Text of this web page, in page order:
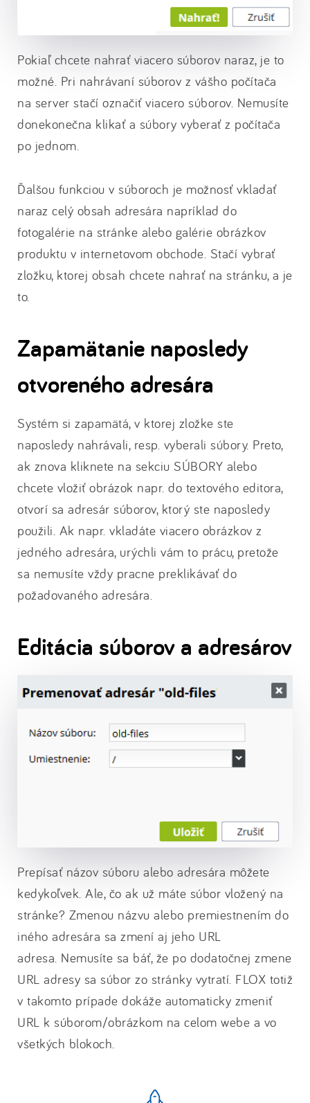
Pokiaľ chcete nahrať viacero súborov naraz, je to
možné. Pri nahrávaní súborov z vášho počítača
na server stačí označiť viacero súborov. Nemusíte
donekonečna klikať a súbory vyberať z počítača
po jednom.
Ďalšou funkciou v súboroch je možnosť vkladať
naraz celý obsah adresára napríklad do
fotogalérie na stránke alebo galérie obrázkov
produktu v internetovom obchode. Stačí vybrať
zložku, ktorej obsah chcete nahrať na stránku, a je
to.
Zapamätanie naposledy
otvoreného adresára
Systém si zapamätá, v ktorej zložke ste
naposledy nahrávali, resp. vyberali súbory. Preto,
ak znova kliknete na sekciu SÚBORY alebo
chcete vložiť obrázok napr. do textového editora,
otvorí sa adresár súborov, ktorý ste naposledy
použili. Ak napr. vkladáte viacero obrázkov z
jedného adresára, urýchli vám to prácu, pretože
sa nemusíte vždy pracne preklikávať do
požadovaného adresára.
Editácia súborov a adresárov
Prepísať názov súboru alebo adresára môžete
kedykoľvek. Ale, čo ak už máte súbor vložený na
stránke? Zmenou názvu alebo premiestnením do
iného adresára sa zmení aj jeho URL
adresa. Nemusíte sa báť, že po dodatočnej zmene
URL adresy sa súbor zo stránky vytratí. FLOX totiž
v takomto prípade dokáže automaticky zmeniť
URL k súborom/obrázkom na celom webe a vo
všetkých blokoch.